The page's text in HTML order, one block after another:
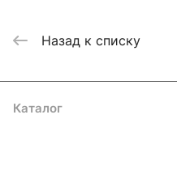
Назад к списку
Каталог